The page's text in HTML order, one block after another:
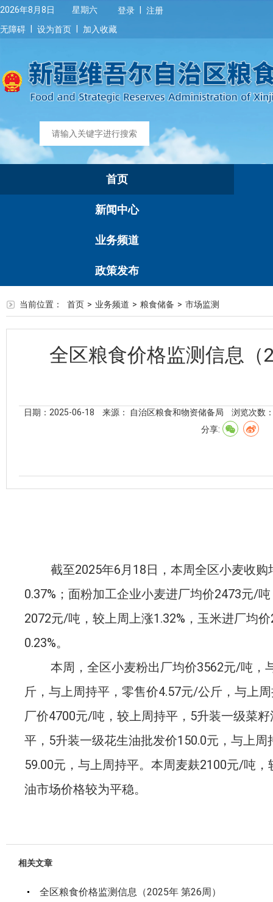
2026年8月8日 星期六 登录
注册
无障碍
设为首页 加入收藏
首页
新闻中心
业务频道
政策发布
当前位置： 首页 > 业务频道 > 粮食储备 > 市场监测
全区粮食价格监测信息（
日期：2025-06-18 来源： 自治区粮食和物资储备局
浏览次数
分享:
截至2025年6 月 18日， 本周全区小麦收购
0.37% ； 面粉加工企业小麦进厂均价2473元/吨
2072元/吨 ， 较上周上涨1.32% ，玉米进厂均价
0.23%。
本周 ， 全区小麦粉出厂均价3562元/吨 ，
斤 ， 与上周持平 ， 零售价4.57元/公斤，与上周
厂价4700元/吨 ， 较上周持平 ， 5升装一级菜
平 ， 5升装一级花生油批发价150.0元 ， 与上周
59.00元，与上周持平。本周麦麸2100元/吨 ，
油市场价格较为平稳。
相关文章
全区粮食价格监测信息（2025年 第26周）